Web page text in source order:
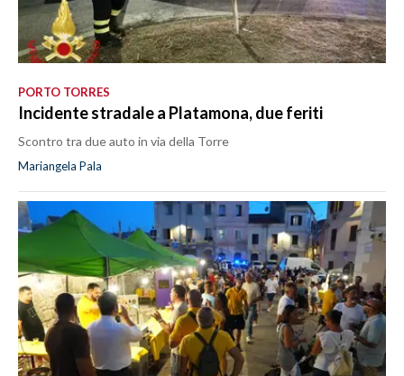
PORTO TORRES
Incidente stradale a Platamona, due feriti
Scontro tra due auto in via della Torre
Mariangela Pala